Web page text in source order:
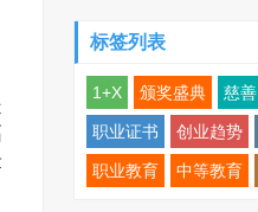
标签列表
1+X 颁奖盛典 慈善
职业证书 创业趋势
职业教育 中等教育